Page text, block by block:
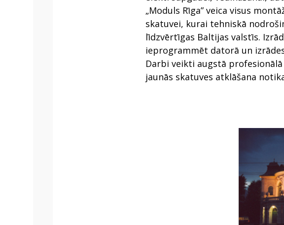
„Moduls Rīga” veica visus
skatuvei, kurai tehniskā
līdzvērtīgas Baltijas valstīs.
ieprogrammēt datorā un
Darbi veikti augstā
jaunās skatuves atklāšana